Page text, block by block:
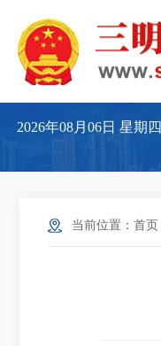
2026年08月06日星期四
当前位置： 首页